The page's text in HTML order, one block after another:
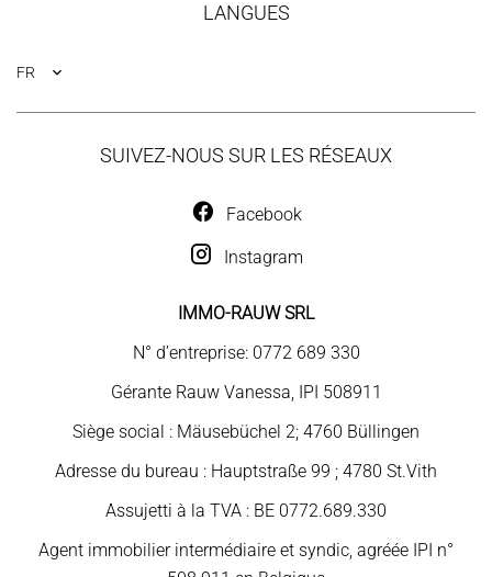
LANGUES
FR
SUIVEZ-NOUS SUR LES RÉSEAUX
Facebook
Instagram
IMMO-RAUW SRL
N° d’entreprise: 0772 689 330
Gérante Rauw Vanessa, IPI 508911
Siège social : Mäusebüchel 2; 4760 Büllingen
Adresse du bureau : Hauptstraße 99 ; 4780 St.Vith
Assujetti à la TVA : BE 0772.689.330
Agent immobilier intermédiaire et syndic, agréée IPI n°